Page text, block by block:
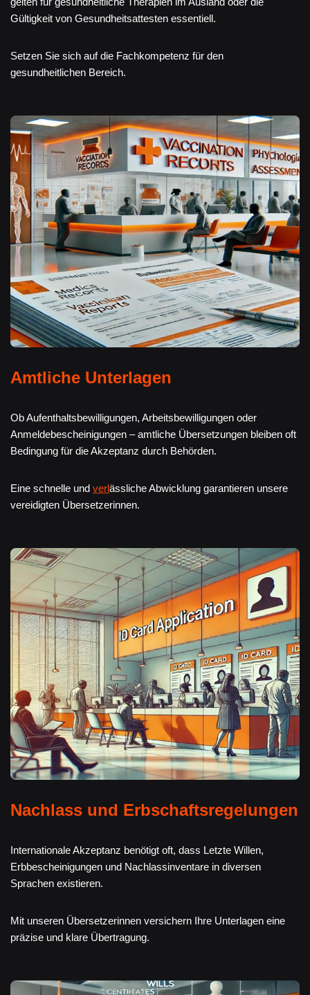
Gültigkeit von Gesundheitsattesten essentiell.
Setzen Sie sich auf die Fachkompetenz für den
gesundheitlichen Bereich.
Amtliche Unterlagen
Ob Aufenthaltsbewilligungen, Arbeitsbewilligungen oder
Anmeldebescheinigungen – amtliche Übersetzungen bleiben oft
Bedingung für die Akzeptanz durch Behörden.
Eine schnelle und verlässliche Abwicklung garantieren unsere
vereidigten Übersetzerinnen.
Nachlass und Erbschaftsregelungen
Internationale Akzeptanz benötigt oft, dass Letzte Willen,
Erbbescheinigungen und Nachlassinventare in diversen
Sprachen existieren.
Mit unseren Übersetzerinnen versichern Ihre Unterlagen eine
präzise und klare Übertragung.